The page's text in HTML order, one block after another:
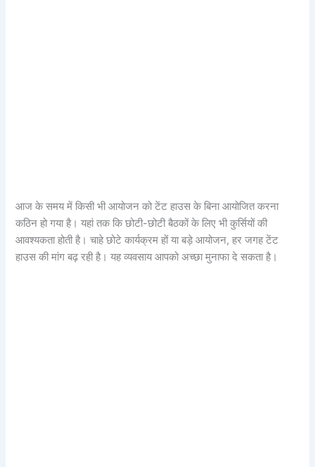
आज के समय में किसी भी आयोजन को टेंट हाउस के बिना आयोजित करना
कठिन हो गया है। यहां तक कि छोटी-छोटी बैठकों के लिए भी कुर्सियों की
आवश्यकता होती है। चाहे छोटे कार्यक्रम हों या बड़े आयोजन, हर जगह टेंट
हाउस की मांग बढ़ रही है। यह व्यवसाय आपको अच्छा मुनाफा दे सकता है।